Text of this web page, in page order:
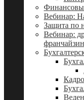
Вебинар:
Защита по
Вебинар: